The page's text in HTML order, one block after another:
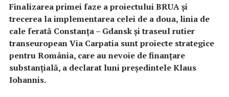
Finalizarea primei faze a proiectului BRUA şi
trecerea la implementarea celei de a doua, linia de
cale ferată Constanţa – Gdansk şi traseul rutier
transeuropean Via Carpatia sunt proiecte strategice
pentru România, care au nevoie de finanţare
substanţială, a declarat luni preşedintele Klaus
Iohannis.